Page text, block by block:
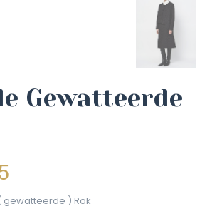
Gewatteerde
gewatteerde ) Rok